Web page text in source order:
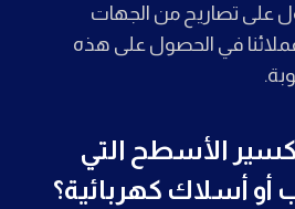
على تصاريح من الجهات
في الحصول على هذه
الأسطح التي
أو أسلاك كهربائية؟